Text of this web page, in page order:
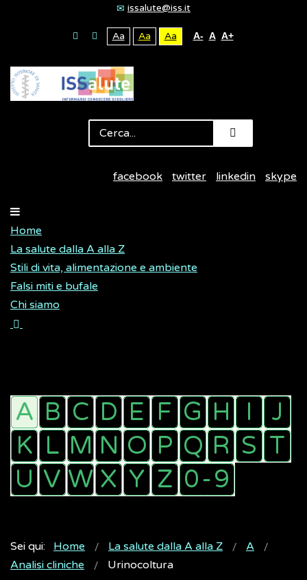
issalute@iss.it
Aa Aa Aa A- A A+
facebook twitter linkedin skype
Home
La salute dalla A alla Z
Stili di vita, alimentazione e ambiente
Falsi miti e bufale
Chi siamo
Sei qui: Home La salute dalla A alla Z
A
Analisi cliniche
Urinocoltura